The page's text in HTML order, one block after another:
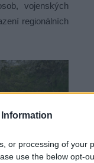
or processing of your
use the below opt-
vojenských
regionálních